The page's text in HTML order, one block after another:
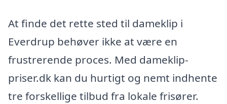
At finde det rette sted til dameklip i
Everdrup behøver ikke at være en
frustrerende proces. Med dameklip-
priser.dk kan du hurtigt og nemt indhente
tre forskellige tilbud fra lokale frisører.